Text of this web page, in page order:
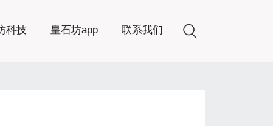
科技 皇石坊app 联系我们